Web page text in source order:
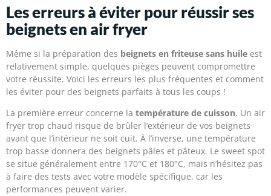
Les erreurs à éviter pour réussir ses
beignets en air fryer
Même si la préparation des beignets en friteuse sans huile est
relativement simple, quelques pièges peuvent compromettre
votre réussite. Voici les erreurs les plus fréquentes et comment
les éviter pour des beignets parfaits à tous les coups !
La première erreur concerne la température de cuisson. Un air
fryer trop chaud risque de brûler l’extérieur de vos beignets
avant que l’intérieur ne soit cuit. À l’inverse, une température
trop basse donnera des beignets pâles et pâteux. Le sweet spot
se situe généralement entre 170°C et 180°C, mais n’hésitez pas
à faire des tests avec votre modèle spécifique, car les
performances peuvent varier.